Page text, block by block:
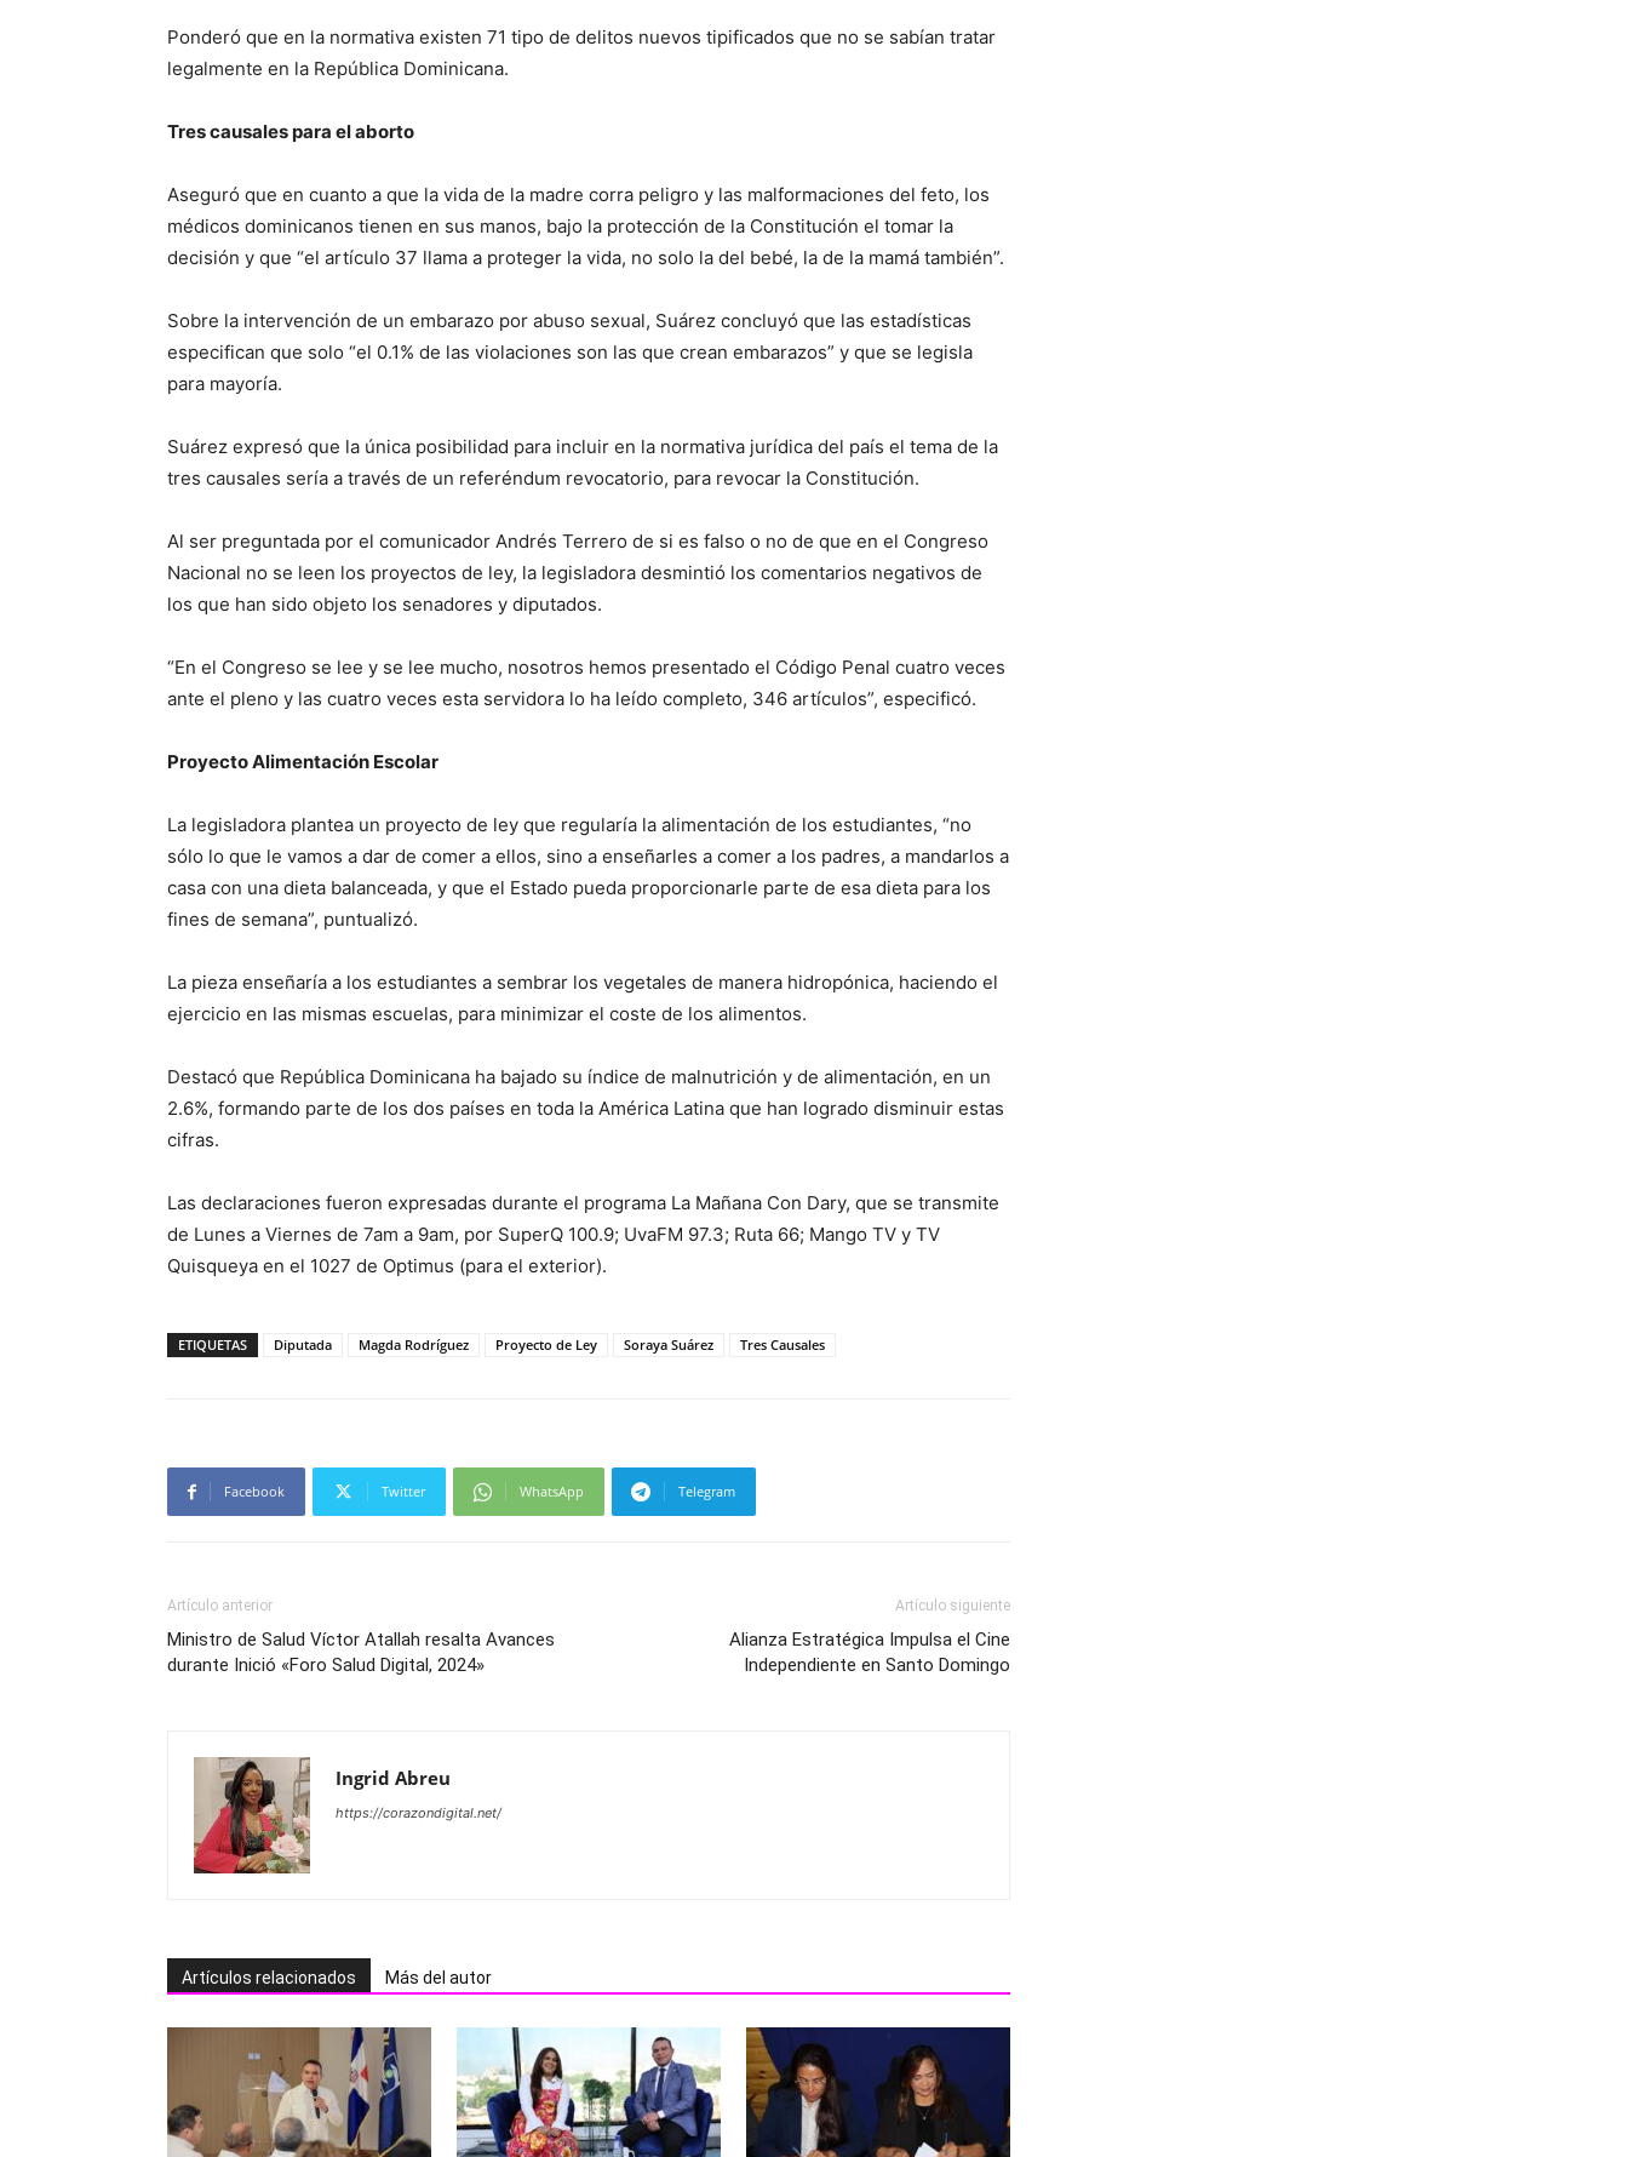
Ponderó que en la normativa existen 71 tipo de delitos nuevos tipificados que no se sabían tratar
legalmente en la República Dominicana.
Tres causales para el aborto
Aseguró que en cuanto a que la vida de la madre corra peligro y las malformaciones del feto, los
médicos dominicanos tienen en sus manos, bajo la protección de la Constitución el tomar la
decisión y que “el artículo 37 llama a proteger la vida, no solo la del bebé, la de la mamá también”.
Sobre la intervención de un embarazo por abuso sexual, Suárez concluyó que las estadísticas
especifican que solo “el 0.1% de las violaciones son las que crean embarazos” y que se legisla
para mayoría.
Suárez expresó que la única posibilidad para incluir en la normativa jurídica del país el tema de la
tres causales sería a través de un referéndum revocatorio, para revocar la Constitución.
Al ser preguntada por el comunicador Andrés Terrero de si es falso o no de que en el Congreso
Nacional no se leen los proyectos de ley, la legisladora desmintió los comentarios negativos de
los que han sido objeto los senadores y diputados.
“En el Congreso se lee y se lee mucho, nosotros hemos presentado el Código Penal cuatro veces
ante el pleno y las cuatro veces esta servidora lo ha leído completo, 346 artículos”, especificó.
Proyecto Alimentación Escolar
La legisladora plantea un proyecto de ley que regularía la alimentación de los estudiantes, “no
sólo lo que le vamos a dar de comer a ellos, sino a enseñarles a comer a los padres, a mandarlos a
casa con una dieta balanceada, y que el Estado pueda proporcionarle parte de esa dieta para los
fines de semana”, puntualizó.
La pieza enseñaría a los estudiantes a sembrar los vegetales de manera hidropónica, haciendo el
ejercicio en las mismas escuelas, para minimizar el coste de los alimentos.
Destacó que República Dominicana ha bajado su índice de malnutrición y de alimentación, en un
2.6%, formando parte de los dos países en toda la América Latina que han logrado disminuir estas
cifras.
Las declaraciones fueron expresadas durante el programa La Mañana Con Dary, que se transmite
de Lunes a Viernes de 7am a 9am, por SuperQ 100.9; UvaFM 97.3; Ruta 66; Mango TV y TV
Quisqueya en el 1027 de Optimus (para el exterior).
ETIQUETAS Diputada Magda Rodríguez Proyecto de Ley Soraya Suárez Tres Causales
Facebook Twitter WhatsApp Telegram
Artículo anterior
Ministro de Salud Víctor Atallah resalta Avances
durante Inició «Foro Salud Digital, 2024»
Artículo siguiente
Alianza Estratégica Impulsa el Cine
Independiente en Santo Domingo
Ingrid Abreu
https://corazondigital.net/
Artículos relacionados Más del autor